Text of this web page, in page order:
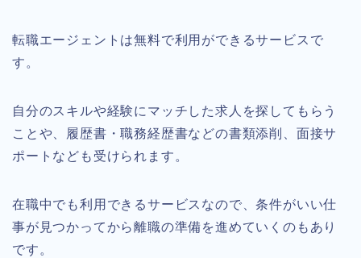
転職エージェントは無料で利用ができるサービスで
す。
自分のスキルや経験にマッチした求人を探してもらう
ことや、履歴書・職務経歴書などの書類添削、面接サ
ポートなども受けられます。
在職中でも利用できるサービスなので、条件がいい仕
事が見つかってから離職の準備を進めていくのもあり
です。